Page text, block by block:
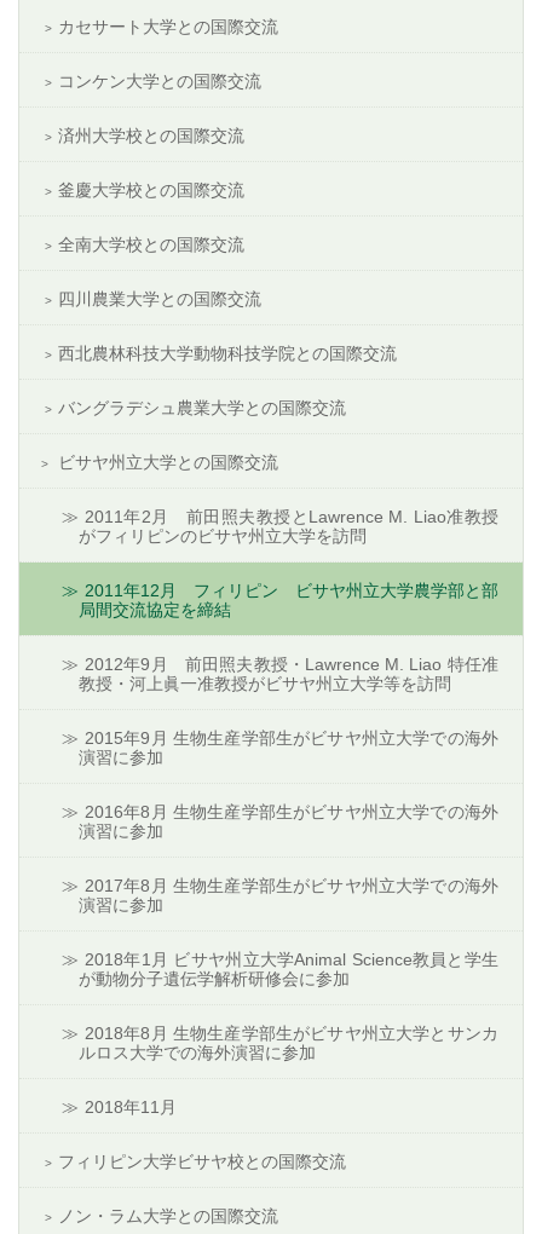
カセサート大学との国際交流
コンケン大学との国際交流
済州大学校との国際交流
釜慶大学校との国際交流
全南大学校との国際交流
四川農業大学との国際交流
西北農林科技大学動物科技学院との国際交流
バングラデシュ農業大学との国際交流
ビサヤ州立大学との国際交流
2011年2月 前田照夫教授とLawrence M. Liao准教授
がフィリピンのビサヤ州立大学を訪問
2011年12月 フィリピン ビサヤ州立大学農学部と部
局間交流協定を締結
2012年9月 前田照夫教授・Lawrence M. Liao 特任准
教授・河上眞一准教授がビサヤ州立大学等を訪問
2015年9月 生物生産学部生がビサヤ州立大学での海外
演習に参加
2016年8月 生物生産学部生がビサヤ州立大学での海外
演習に参加
2017年8月 生物生産学部生がビサヤ州立大学での海外
演習に参加
2018年1月 ビサヤ州立大学Animal Science教員と学生
が動物分子遺伝学解析研修会に参加
2018年8月 生物生産学部生がビサヤ州立大学とサンカ
ルロス大学での海外演習に参加
2018年11月
フィリピン大学ビサヤ校との国際交流
ノン・ラム大学との国際交流